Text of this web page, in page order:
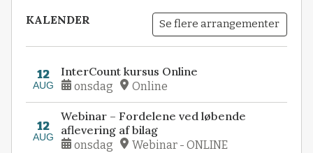
KALENDER Se flere arrangementer
12
AUG
InterCount kursus Online
onsdag Online
12
AUG
Webinar – Fordelene ved løbende
aflevering af bilag
onsdag Webinar - ONLINE